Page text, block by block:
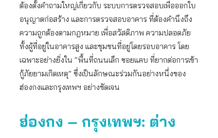
ต้องตั้งคำถามใหญ่เกี่ยวกับ ระบบการตรวจสอบเพื่อออกใบ
อนุญาตก่อสร้าง และการตรวจสอบอาคาร ที่ต้องคำนึงถึง
ความถูกต้องตามกฎหมาย เพื่อสวัสดิภาพ ความปลอดภัย
ทั้งผู้ที่อยู่ในอาคารสูง และชุมชนที่อยู่โดยรอบอาคาร โดย
เฉพาะอย่างยิ่งใน “พื้นที่ถนนเล็ก ซอยแคบ ที่ยากต่อการเข้า
กู้ภัยยามเกิดเหตุ” ซึ่งเป็นลักษณะร่วมกันอย่างหนึ่งของ
ฮ่องกงและกรุงเทพฯ อย่างชัดเจน
ฮ่องกง – กรุงเทพฯ: ต่าง